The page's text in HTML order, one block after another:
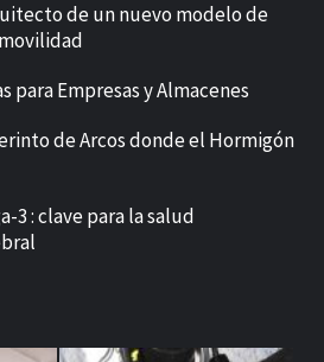
de un nuevo modelo de
para Empresas y Almacenes
de Arcos donde el Hormigón
3 : clave para la salud